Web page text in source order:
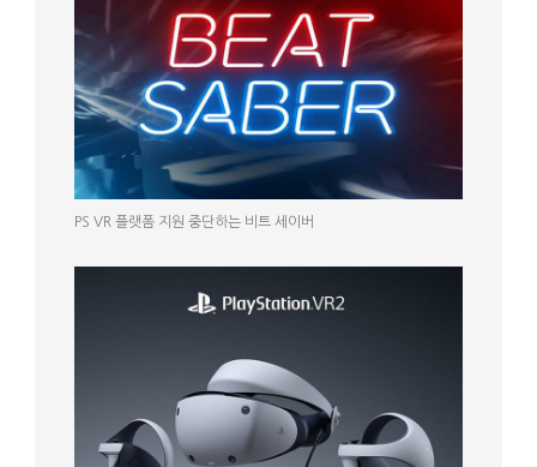
PS VR 플랫폼 지원 중단하는 비트 세이버